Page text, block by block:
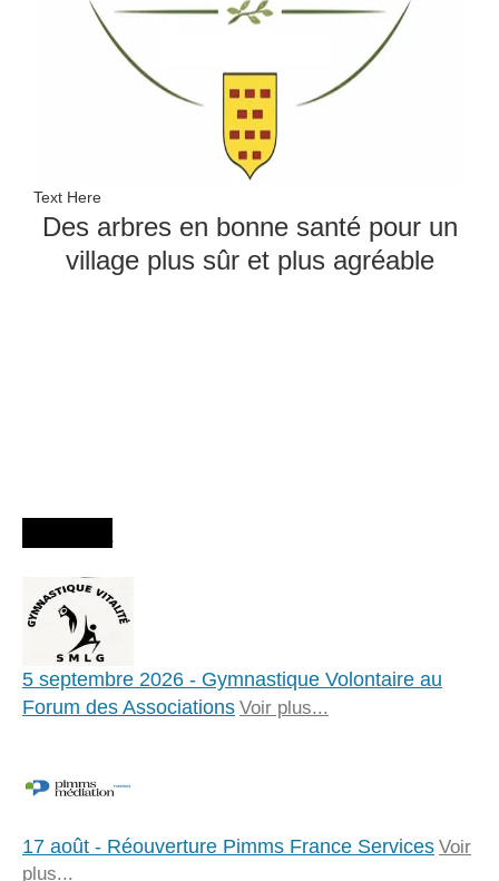
Text Here
Des arbres en bonne santé pour un
village plus sûr et plus agréable
5 septembre 2026 - Gymnastique Volontaire au
Forum des Associations Voir plus...
17 août - Réouverture Pimms France Services Voir
plus...